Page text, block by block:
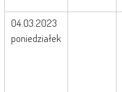
04.03.2023
poniedziałek